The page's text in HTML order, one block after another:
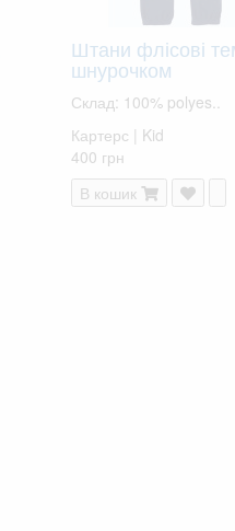
Штани флісові
шнурочком
Склад: 100% polyes..
Картерс | Kid
400 грн
В кошик